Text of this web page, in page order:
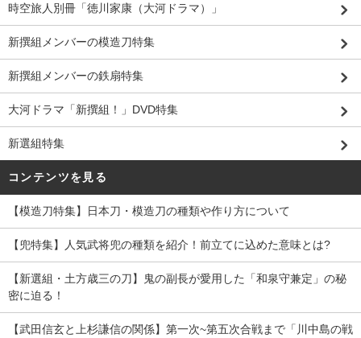
時空旅人別冊「徳川家康（大河ドラマ）」
新撰組メンバーの模造刀特集
新撰組メンバーの鉄扇特集
大河ドラマ「新撰組！」DVD特集
新選組特集
コンテンツを見る
【模造刀特集】日本刀・模造刀の種類や作り方について
【兜特集】人気武将兜の種類を紹介！前立てに込めた意味とは?
【新選組・土方歳三の刀】鬼の副長が愛用した「和泉守兼定」の秘
密に迫る！
【武田信玄と上杉謙信の関係】第一次~第五次合戦まで「川中島の戦